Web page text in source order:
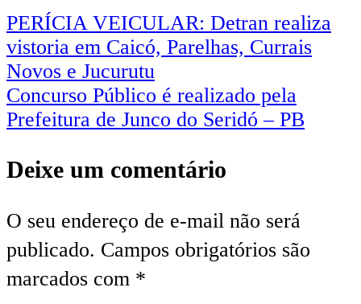
PERÍCIA VEICULAR: Detran realiza
vistoria em Caicó, Parelhas, Currais
Novos e Jucurutu
Concurso Público é realizado pela
Prefeitura de Junco do Seridó – PB
Deixe um comentário
O seu endereço de e-mail não será
publicado. Campos obrigatórios são
marcados com *